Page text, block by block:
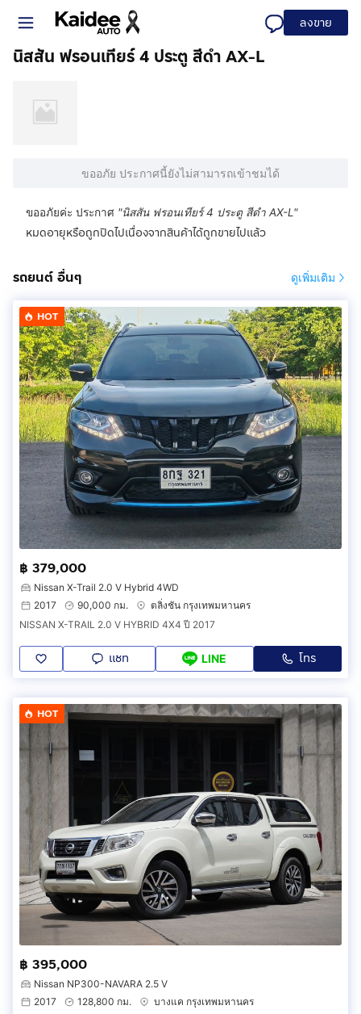
ลงขาย
นิสสัน ฟรอนเทียร์ 4 ประตู สีดำ AX-L
ขออภัย ประกาศนี้ยังไม่สามารถเข้าชมได้
ขออภัยค่ะ ประกาศ "นิสสัน ฟรอนเทียร์ 4 ประตู สีดำ AX-L "
หมดอายุหรือถูกปิดไปเนื่องจากสินค้าได้ถูกขายไปแล้ว
รถยนต์ อื่นๆ ดูเพิ่มเติม
HOT
฿ 379,000
Nissan X-Trail 2.0 V Hybrid 4WD
2017
90,000 กม.
ตลิ่งชัน กรุงเทพมหานคร
NISSAN X-TRAIL 2.0 V HYBRID 4X4 ปี 2017
แชท LINE โทร
HOT
฿ 395,000
Nissan NP300-NAVARA 2.5 V
2017
128,800 กม.
บางแค กรุงเทพมหานคร